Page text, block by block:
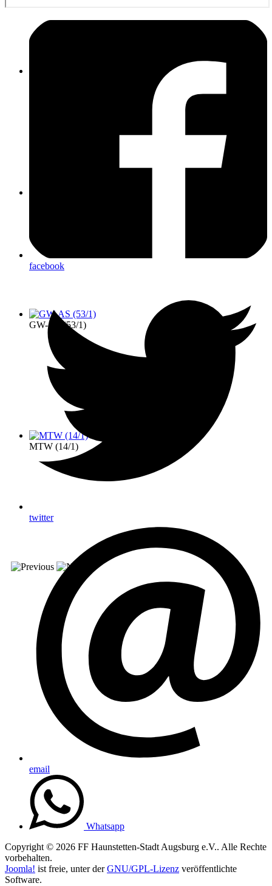
GW-AS (53/1)
MTW (14/1)
facebook
twitter
email
Whatsapp
Copyright © 2026 FF Haunstetten-Stadt Augsburg e.V.. Alle Rechte
vorbehalten.
Joomla! ist freie, unter derGNU/GPL-Lizenz veröffentlichte
Software.